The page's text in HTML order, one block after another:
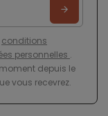
conditions
personnelles .
depuis le
vous recevrez.